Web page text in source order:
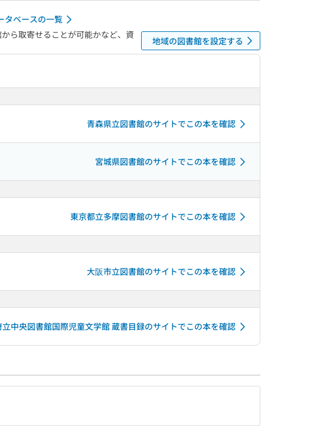
タベースの一覧
ら取寄せることが可能かなど、資
地域の図書館を設定する
青森県立図書館のサイトでこの本を確認
宮城県図書館のサイトでこの本を確認
東京都立多摩図書館のサイトでこの本を確認
大阪市立図書館のサイトでこの本を確認
中央図書館国際児童文学館 蔵書目録のサイトでこの本を確認